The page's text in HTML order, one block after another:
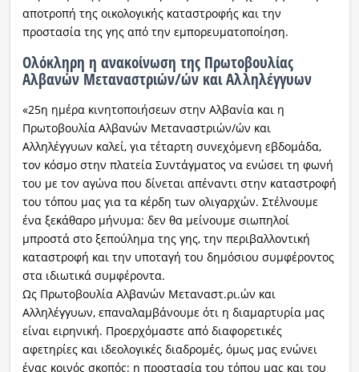
αποτροπή της οικολογικής καταστροφής και την
προστασία της γης από την εμπορευματοποίηση.
Ολόκληρη η ανακοίνωση της Πρωτοβουλίας
Αλβανών Μεταναστριών/ών και Αλληλέγγυων
«25η ημέρα κινητοποιήσεων στην Αλβανία και η
Πρωτοβουλία Αλβανών Μεταναστριών/ών και
Αλληλέγγυων καλεί, για τέταρτη συνεχόμενη εβδομάδα,
τον κόσμο στην πλατεία Συντάγματος να ενώσει τη φωνή
του με τον αγώνα που δίνεται απέναντι στην καταστροφή
του τόπου μας για τα κέρδη των ολιγαρχών. Στέλνουμε
ένα ξεκάθαρο μήνυμα: δεν θα μείνουμε σιωπηλοί
μπροστά στο ξεπούλημα της γης, την περιβαλλοντική
καταστροφή και την υποταγή του δημόσιου συμφέροντος
στα ιδιωτικά συμφέροντα.
Ως Πρωτοβουλία Αλβανών Μεταναστ.ρι.ών και
Αλληλέγγυων, επαναλαμβάνουμε ότι η διαμαρτυρία μας
είναι ειρηνική. Προερχόμαστε από διαφορετικές
αφετηρίες και ιδεολογικές διαδρομές, όμως μας ενώνει
ένας κοινός σκοπός: η προστασία του τόπου μας και του